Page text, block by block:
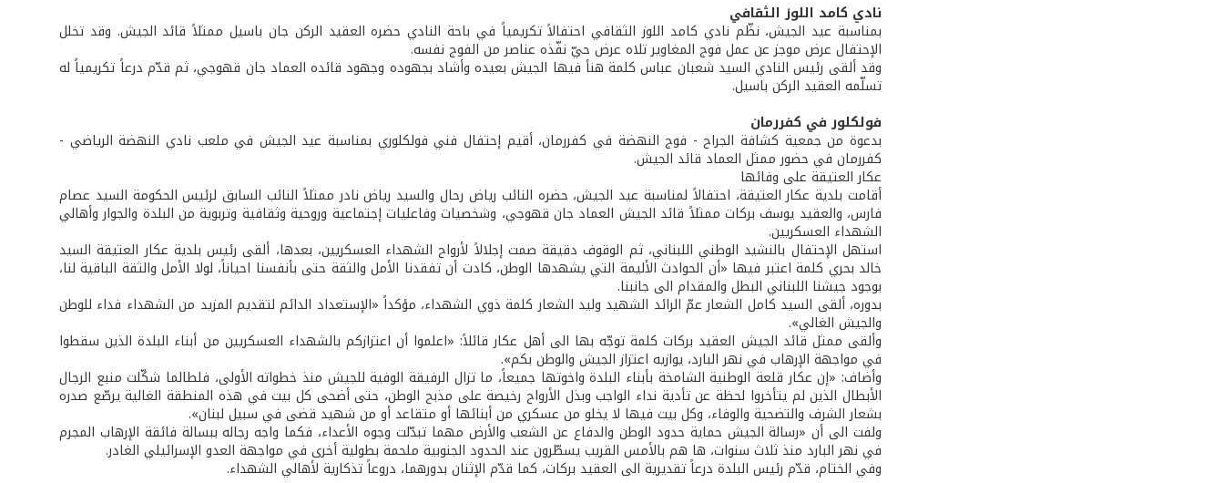
نادي كامد اللوز الثقافي
بمناسبة عيد الجيش، نظّم نادي كامد اللوز الثقافي احتفالاً تكريمياً في باحة النادي حضره العقيد الركن جان باسيل ممثلاً قائد الجيش. وقد تخلل
الإحتفال عرض موجز عن عمل فوج المغاوير تلاه عرض حيّ نفّذه عناصر من الفوج نفسه.
وقد ألقى رئيس النادي السيد شعبان عباس كلمة هنأ فيها الجيش بعيده وأشاد بجهوده وجهود قائده العماد جان قهوجي، ثم قدّم درعاً تكريمياً له
تسلّمه العقيد الركن باسيل.
فولكلور في كفررمان
بدعوة من جمعية كشافة الجراح - فوج النهضة في كفررمان، أقيم إحتفال فني فولكلوري بمناسبة عيد الجيش في ملعب نادي النهضة الرياضي -
كفررمان في حضور ممثل العماد قائد الجيش.
عكار العتيقة على وفائها
أقامت بلدية عكار العتيقة، احتفالاً لمناسبة عيد الجيش، حضره النائب رياض رحال والسيد رياض نادر ممثلاً النائب السابق لرئيس الحكومة السيد عصام
فارس، والعقيد يوسف بركات ممثلاً قائد الجيش العماد جان قهوجي، وشخصيات وفاعليات إجتماعية وروحية وثقافية وتربوية من البلدة والجوار وأهالي
الشهداء العسكريين.
استهل الإحتفال بالنشيد الوطني اللبناني، ثم الوقوف دقيقة صمت إجلالاً لأرواح الشهداء العسكريين، بعدها، ألقى رئيس بلدية عكار العتيقة السيد
خالد بحري كلمة اعتبر فيها «أن الحوادث الأليمة التي يشهدها الوطن، كادت أن تفقدنا الأمل والثقة حتى بأنفسنا احياناً، لولا الأمل والثقة الباقية لنا،
بوجود جيشنا اللبناني البطل والمقدام الى جانبنا.
بدوره، ألقى السيد كامل الشعار عمّ الرائد الشهيد وليد الشعار كلمة ذوي الشهداء، مؤكداً «الإستعداد الدائم لتقديم المزيد من الشهداء فداء للوطن
والجيش الغالي».
وألقى ممثل قائد الجيش العقيد بركات كلمة توجّه بها الى أهل عكار قائلاً: «اعلموا أن اعتزازكم بالشهداء العسكريين من أبناء البلدة الذين سقطوا
في مواجهة الإرهاب في نهر البارد، يوازيه اعتزاز الجيش والوطن بكم».
وأضاف: «إن عكار قلعة الوطنية الشامخة بأبناء البلدة واخوتها جميعاً، ما تزال الرفيقة الوفية للجيش منذ خطواته الأولى، فلطالما شكّلت منبع الرجال
الأبطال الذين لم يتأخروا لحظة عن تأدية نداء الواجب وبذل الأرواح رخيصة على مذبح الوطن، حتى أضحى كل بيت في هذه المنطقة الغالية يرصّع صدره
بشعار الشرف والتضحية والوفاء، وكل بيت فيها لا يخلو من عسكري من أبنائها أو متقاعد أو من شهيد قضى في سبيل لبنان».
ولفت الى أن «رسالة الجيش حماية حدود الوطن والدفاع عن الشعب والأرض مهما تبدّلت وجوه الأعداء، فكما واجه رجاله ببسالة فائقة الإرهاب المجرم
في نهر البارد منذ ثلاث سنوات، ها هم بالأمس القريب يسطّرون عند الحدود الجنوبية ملحمة بطولية أخرى في مواجهة العدو الإسرائيلي الغادر.
وفي الختام، قدّم رئيس البلدة درعاً تقديرية الى العقيد بركات، كما قدّم الإثنان بدورهما، دروعاً تذكارية لأهالي الشهداء.